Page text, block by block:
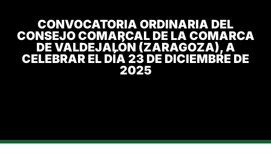
CONVOCATORIA ORDINARIA DEL
CONSEJO COMARCAL DE LA COMARCA
DE VALDEJALÓN (ZARAGOZA), A
CELEBRAR EL DÍA 23 DE DICIEMBRE DE
2025